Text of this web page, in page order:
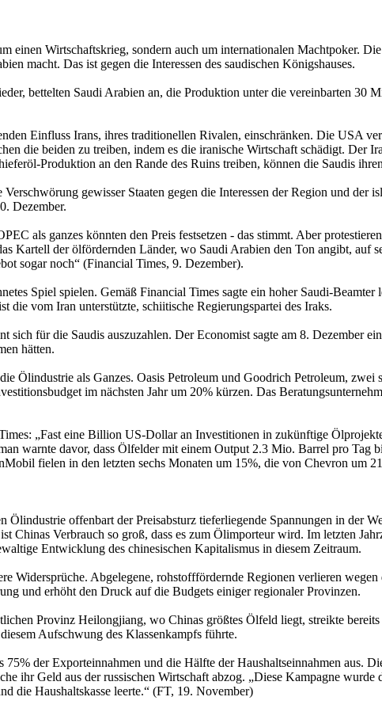
einen Wirtschaftskrieg, sondern auch um internationalen Machtpoker.
macht. Das ist gegen die Interessen des saudischen Königshauses.
bettelten Saudi Arabien an, die Produktion unter die vereinbarten 30
Einfluss Irans, ihres traditionellen Rivalen, einschränken. Die USA
die beiden zu treiben, indem es die iranische Wirtschaft schädigt. Der
Produktion an den Rande des Ruins treiben, können die Saudis
gewisser Staaten gegen die Interessen der Region und der
Dezember.
als ganzes könnten den Preis festsetzen - das stimmt. Aber
Kartell der ölfördernden Länder, wo Saudi Arabien den Ton angibt,
sogar noch“ (Financial Times, 9. Dezember).
Spiel spielen. Gemäß Financial Times sagte ein hoher Saudi-
die vom Iran unterstützte, schiitische Regierungspartei des Iraks.
sich für die Saudis auszuzahlen. Der Economist sagte am 8. Dezember
hätten.
Ölindustrie als Ganzes. Oasis Petroleum und Goodrich Petroleum,
im nächsten Jahr um 20% kürzen. Das
„Fast eine Billion US-Dollar an Investitionen in zukünftige
warnte davor, dass Ölfelder mit einem Output 2.3 Mio. Barrel pro
fielen in den letzten sechs Monaten um 15%, die von Chevron um
Ölindustrie offenbart der Preisabsturz tieferliegende Spannungen in
Chinas Verbrauch so groß, dass es zum Ölimporteur wird. Im letzten
Entwicklung des chinesischen Kapitalismus in diesem Zeitraum.
Widersprüche. Abgelegene, rohstofffördernde Regionen verlieren
und erhöht den Druck auf die Budgets einiger regionaler Provinzen.
Provinz Heilongjiang, wo Chinas größtes Ölfeld liegt, streikte
Aufschwung des Klassenkampfs führte.
75% der Exporteinnahmen und die Hälfte der Haushaltseinnahmen aus.
ihr Geld aus der russischen Wirtschaft abzog. „Diese Kampagne
die Haushaltskasse leerte.“ (FT, 19. November)